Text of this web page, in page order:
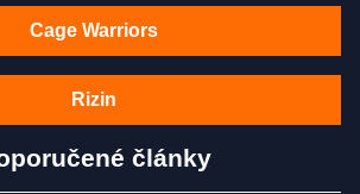
Cage Warriors
Rizin
články